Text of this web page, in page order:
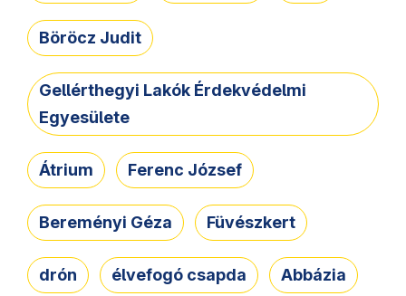
Böröcz Judit
Gellérthegyi Lakók Érdekvédelmi
Egyesülete
Átrium Ferenc József
Bereményi Géza Füvészkert
drón élvefogó csapda Abbázia